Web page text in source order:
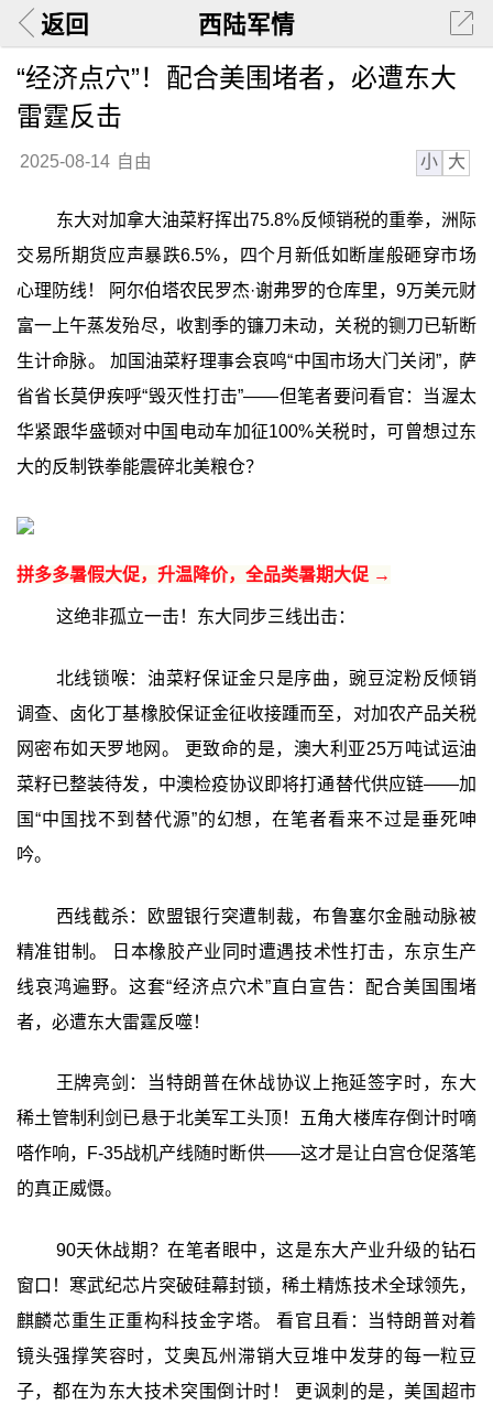
返回 西陆军情
“经济点穴”！配合美围堵者，必遭东大
雷霆反击
2025-08-14 自由 小 大
东大对加拿大油菜籽挥出75.8%反倾销税的重拳，洲际
交易所期货应声暴跌6.5%，四个月新低如断崖般砸穿市场
心理防线！ 阿尔伯塔农民罗杰·谢弗罗的仓库里，9万美元财
富一上午蒸发殆尽，收割季的镰刀未动，关税的铡刀已斩断
生计命脉。 加国油菜籽理事会哀鸣“中国市场大门关闭”，萨
省省长莫伊疾呼“毁灭性打击”——但笔者要问看官：当渥太
华紧跟华盛顿对中国电动车加征100%关税时，可曾想过东
大的反制铁拳能震碎北美粮仓？
拼多多暑假大促，升温降价，全品类暑期大促 →
这绝非孤立一击！东大同步三线出击：
北线锁喉：油菜籽保证金只是序曲，豌豆淀粉反倾销
调查、卤化丁基橡胶保证金征收接踵而至，对加农产品关税
网密布如天罗地网。 更致命的是，澳大利亚25万吨试运油
菜籽已整装待发，中澳检疫协议即将打通替代供应链——加
国“中国找不到替代源”的幻想，在笔者看来不过是垂死呻
吟。
西线截杀：欧盟银行突遭制裁，布鲁塞尔金融动脉被
精准钳制。 日本橡胶产业同时遭遇技术性打击，东京生产
线哀鸿遍野。这套“经济点穴术”直白宣告：配合美国围堵
者，必遭东大雷霆反噬！
王牌亮剑：当特朗普在休战协议上拖延签字时，东大
稀土管制利剑已悬于北美军工头顶！五角大楼库存倒计时嘀
嗒作响，F-35战机产线随时断供——这才是让白宫仓促落笔
的真正威慑。
90天休战期？在笔者眼中，这是东大产业升级的钻石
窗口！寒武纪芯片突破硅幕封锁，稀土精炼技术全球领先，
麒麟芯重生正重构科技金字塔。 看官且看：当特朗普对着
镜头强撑笑容时，艾奥瓦州滞销大豆堆中发芽的每一粒豆
子，都在为东大技术突围倒计时！ 更讽刺的是，美国超市